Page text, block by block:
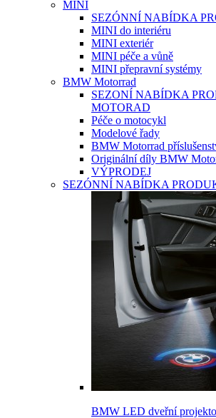
MINI
SEZÓNNÍ NABÍDKA
MINI do interiéru
MINI exteriér
MINI péče a vůně
MINI přepravní systémy
BMW Motorrad
SEZONÍ NABÍDKA
MOTORAD
Péče o motocykl
Modelové řady
BMW Motorrad
Originální díly BMW
VÝPRODEJ
SEZÓNNÍ NABÍDKA
BMW LED dveřní